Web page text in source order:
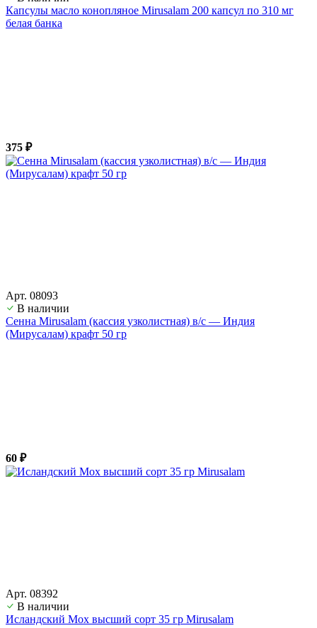
Капсулы масло конопляное Mirusalam 200 капсул по 310 мг
белая банка
375 ₽
Арт. 08093
В наличии
Сенна Mirusalam (кассия узколистная) в/с — Индия
(Мирусалам) крафт 50 гр
60 ₽
Арт. 08392
В наличии
Исландский Мох высший сорт 35 гр Mirusalam